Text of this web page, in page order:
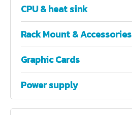
CPU & heat sink
Rack Mount & Accessories
Graphic Cards
Power supply